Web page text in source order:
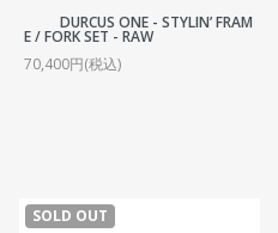
DURCUS ONE - STYLIN’ FRAM
E / FORK SET - RAW
70,400円(税込)
SOLD OUT